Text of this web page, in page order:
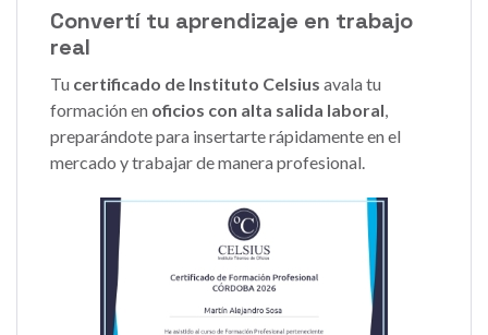
Convertí tu aprendizaje en trabajo
real
Tu certificado de Instituto Celsius avala tu
formación en oficios con alta salida laboral,
preparándote para insertarte rápidamente en el
mercado y trabajar de manera profesional.